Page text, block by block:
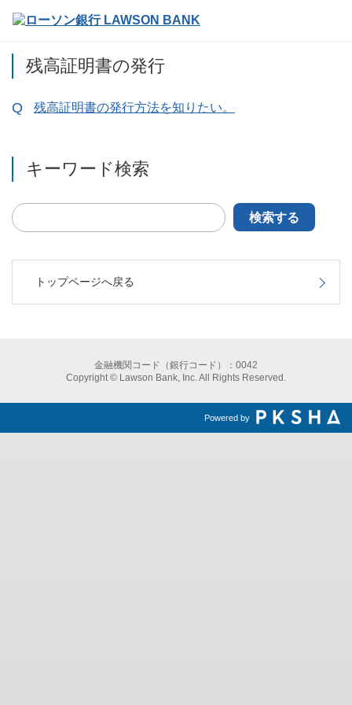
残高証明書の発行
残高証明書の発行方法を知りたい。
キーワード検索
検索する
トップページへ戻る
金融機関コード（銀行コード）：0042
Copyright © Lawson Bank, Inc. All Rights Reserved.
Powered by